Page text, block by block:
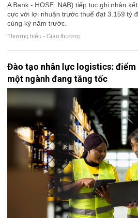
A Bank - HOSE: NAB) tiếp tục ghi nhận
cực với lợi nhuận trước thuế đạt 3.159 tỷ
cùng kỳ năm trước.
Thương hiệu - Giao thương
Đào tạo nhân lực logistics: điểm
một ngành đang tăng tốc